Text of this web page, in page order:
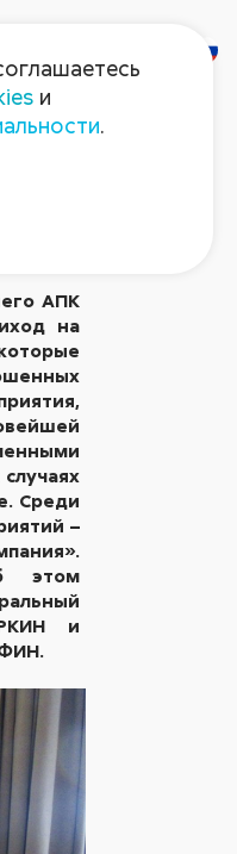
– это
поиск
АПК
на
Среди
–
этом
и
и
.